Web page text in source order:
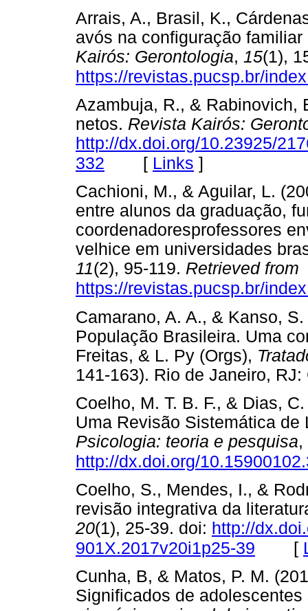
Arrais, A., Brasil, K.,
avós na configuração
Kairós: Gerontologia, 15(1),
https://revistas.pucsp.br/
Azambuja, R., & Rabinovich,
netos. Revista Kairós:
http://dx.doi.org/10.23925/
332 [ Links ]
Cachioni, M., & Aguilar, L.
entre alunos da graduação,
coordenadoresprofessores
velhice em universidades
11(2), 95-119. Retrieved from
https://revistas.pucsp.br/
Camarano, A. A., & Kanso,
População Brasileira. Uma
Freitas, & L. Py (Orgs),
141-163). Rio de Janeiro,
Coelho, M. T. B. F., & Dias,
Uma Revisão Sistemática
Psicologia: teoria e pesquisa,
http://dx.doi.org/
Coelho, S., Mendes, I., &
revisão integrativa da
20(1), 25-39. doi: http://
901X.2017v20i1p25-39 [
Cunha, B, & Matos, P. M.
Significados de